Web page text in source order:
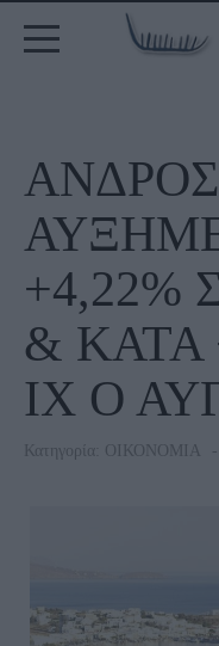
+4,22%
& ΚΑΤΑ
ΙΧ Ο
Κατηγορία: ΟΙΚΟΝΟΜΙΑ